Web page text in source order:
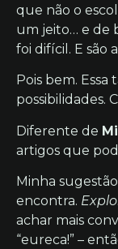
que não o
um jeito… e de
foi difícil. E são
Pois bem.
possibilidades.
Diferente de
artigos que
Minha
encontra.
achar mais
“eureca!” –